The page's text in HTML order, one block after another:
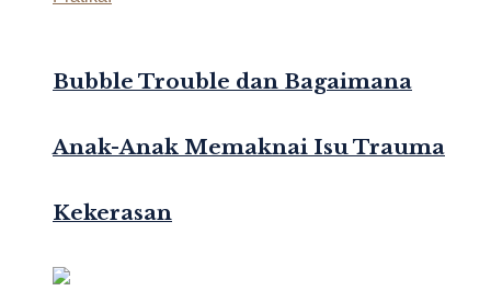
Bubble Trouble dan Bagaimana
Anak-Anak Memaknai Isu Trauma
Kekerasan